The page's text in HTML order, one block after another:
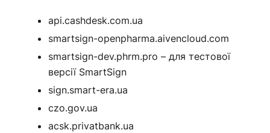
api.cashdesk.com.ua
smartsign-openpharma.aivencloud.com
smartsign-dev.phrm.pro – для тестової
версії SmartSign
sign.smart-era.ua
czo.gov.ua
acsk.privatbank.ua